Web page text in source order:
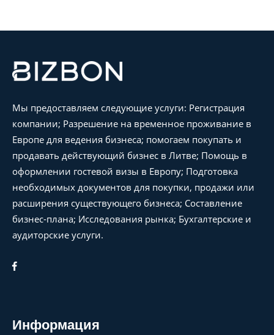
Мы предоставляем следующие услуги: Регистрация
компании; Разрешение на временное проживание в
Европе для ведения бизнеса; помогаем покупать и
продавать действующий бизнес в Литве; Помощь в
оформлении гостевой визы в Европу; Подготовка
необходимых документов для покупки, продажи или
расширения существующего бизнеса; Составление
бизнес-плана; Исследования рынка; Бухгалтерские и
аудиторские услуги.
Информация